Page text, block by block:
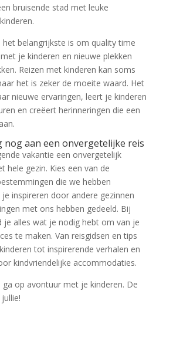
bruisende stad met leuke
belangrijkste is om quality time
je kinderen en nieuwe plekken
Reizen met kinderen kan soms
het is zeker de moeite waard. Het
nieuwe ervaringen, leert je kinderen
en creëert herinneringen die een
nog aan een onvergetelijke reis
vakantie een onvergetelijk
hele gezin. Kies een van de
die we hebben
inspireren door andere gezinnen
met ons hebben gedeeld. Bij
je alles wat je nodig hebt om van je
te maken. Van reisgidsen en tips
tot inspirerende verhalen en
kindvriendelijke accommodaties.
ga op avontuur met je kinderen. De